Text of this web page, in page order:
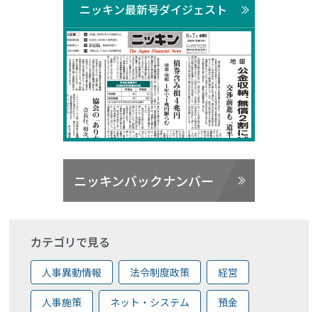
ニッキン最新号ダイジェスト
ニッキンバックナンバー
カテゴリで見る
人事異動情報 法令制度政策 経営
人事施策 ネット・システム 預金